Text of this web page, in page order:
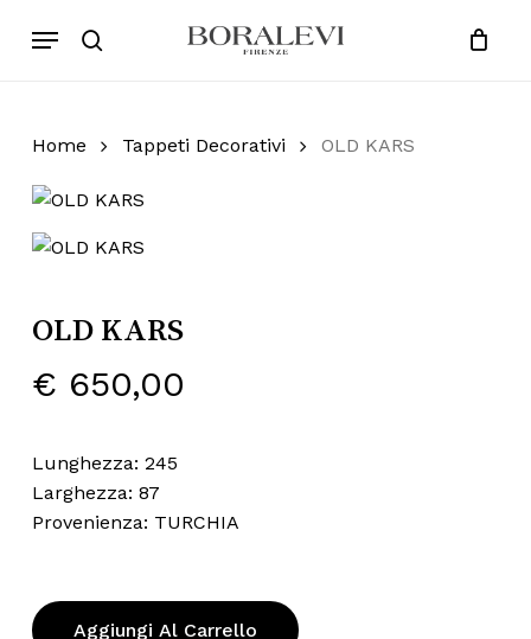
Products
search
Menu
Cart Close
Home Tappeti Decorativi OLD KARS
OLD KARS
€ 650,00
Lunghezza: 245
Larghezza: 87
Provenienza: TURCHIA
Aggiungi Al Carrello